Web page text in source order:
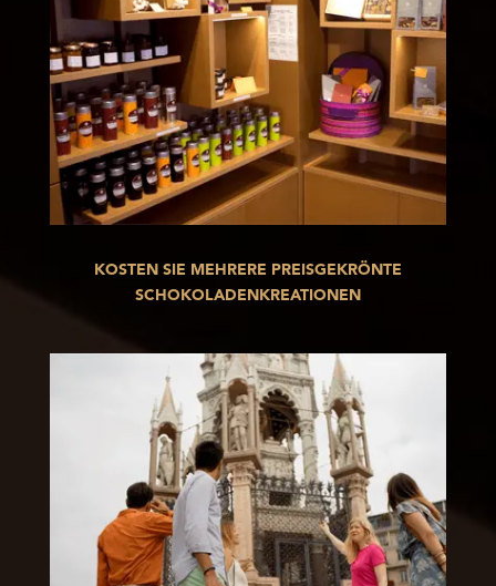
KOSTEN SIE MEHRERE PREISGEKRÖNTE
SCHOKOLADENKREATIONEN